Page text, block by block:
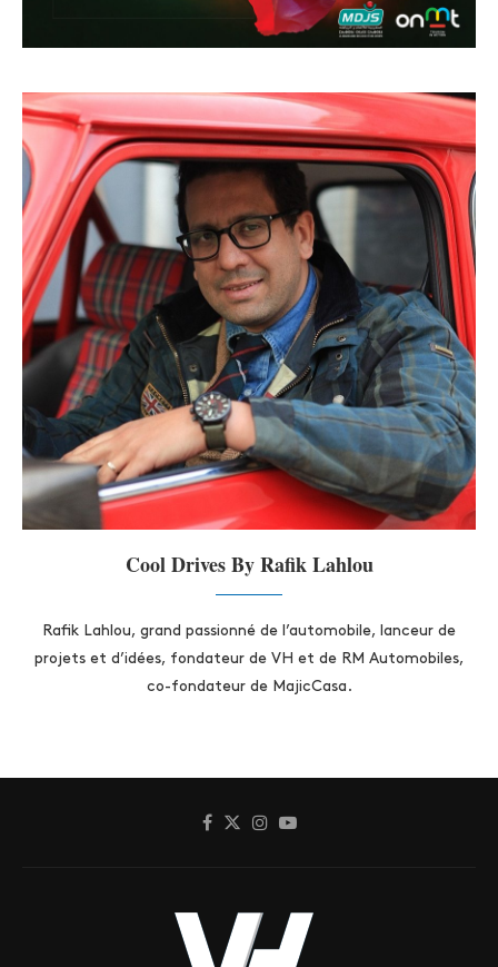
Cool Drives By Rafik Lahlou
Rafik Lahlou, grand passionné de l’automobile, lanceur de
projets et d’idées, fondateur de VH et de RM Automobiles,
co-fondateur de MajicCasa.